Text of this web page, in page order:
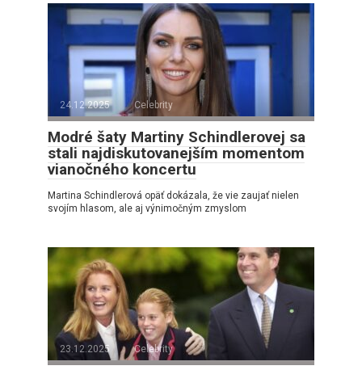
24.12.2025 Celebrity
Modré šaty Martiny Schindlerovej sa
stali najdiskutovanejším momentom
vianočného koncertu
Martina Schindlerová opäť dokázala, že vie zaujať nielen
svojím hlasom, ale aj výnimočným zmyslom
23.12.2025 Celebrity